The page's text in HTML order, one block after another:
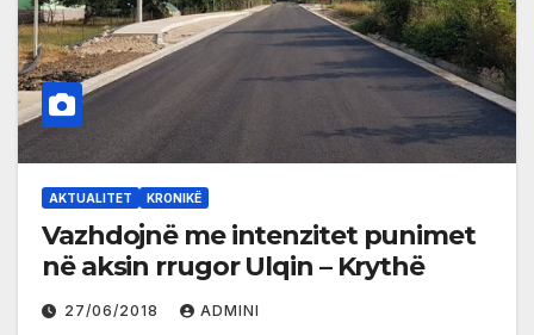
AKTUALITET KRONIKË
Vazhdojnë me intenzitet punimet
në aksin rrugor Ulqin – Krythë
27/06/2018 ADMINI